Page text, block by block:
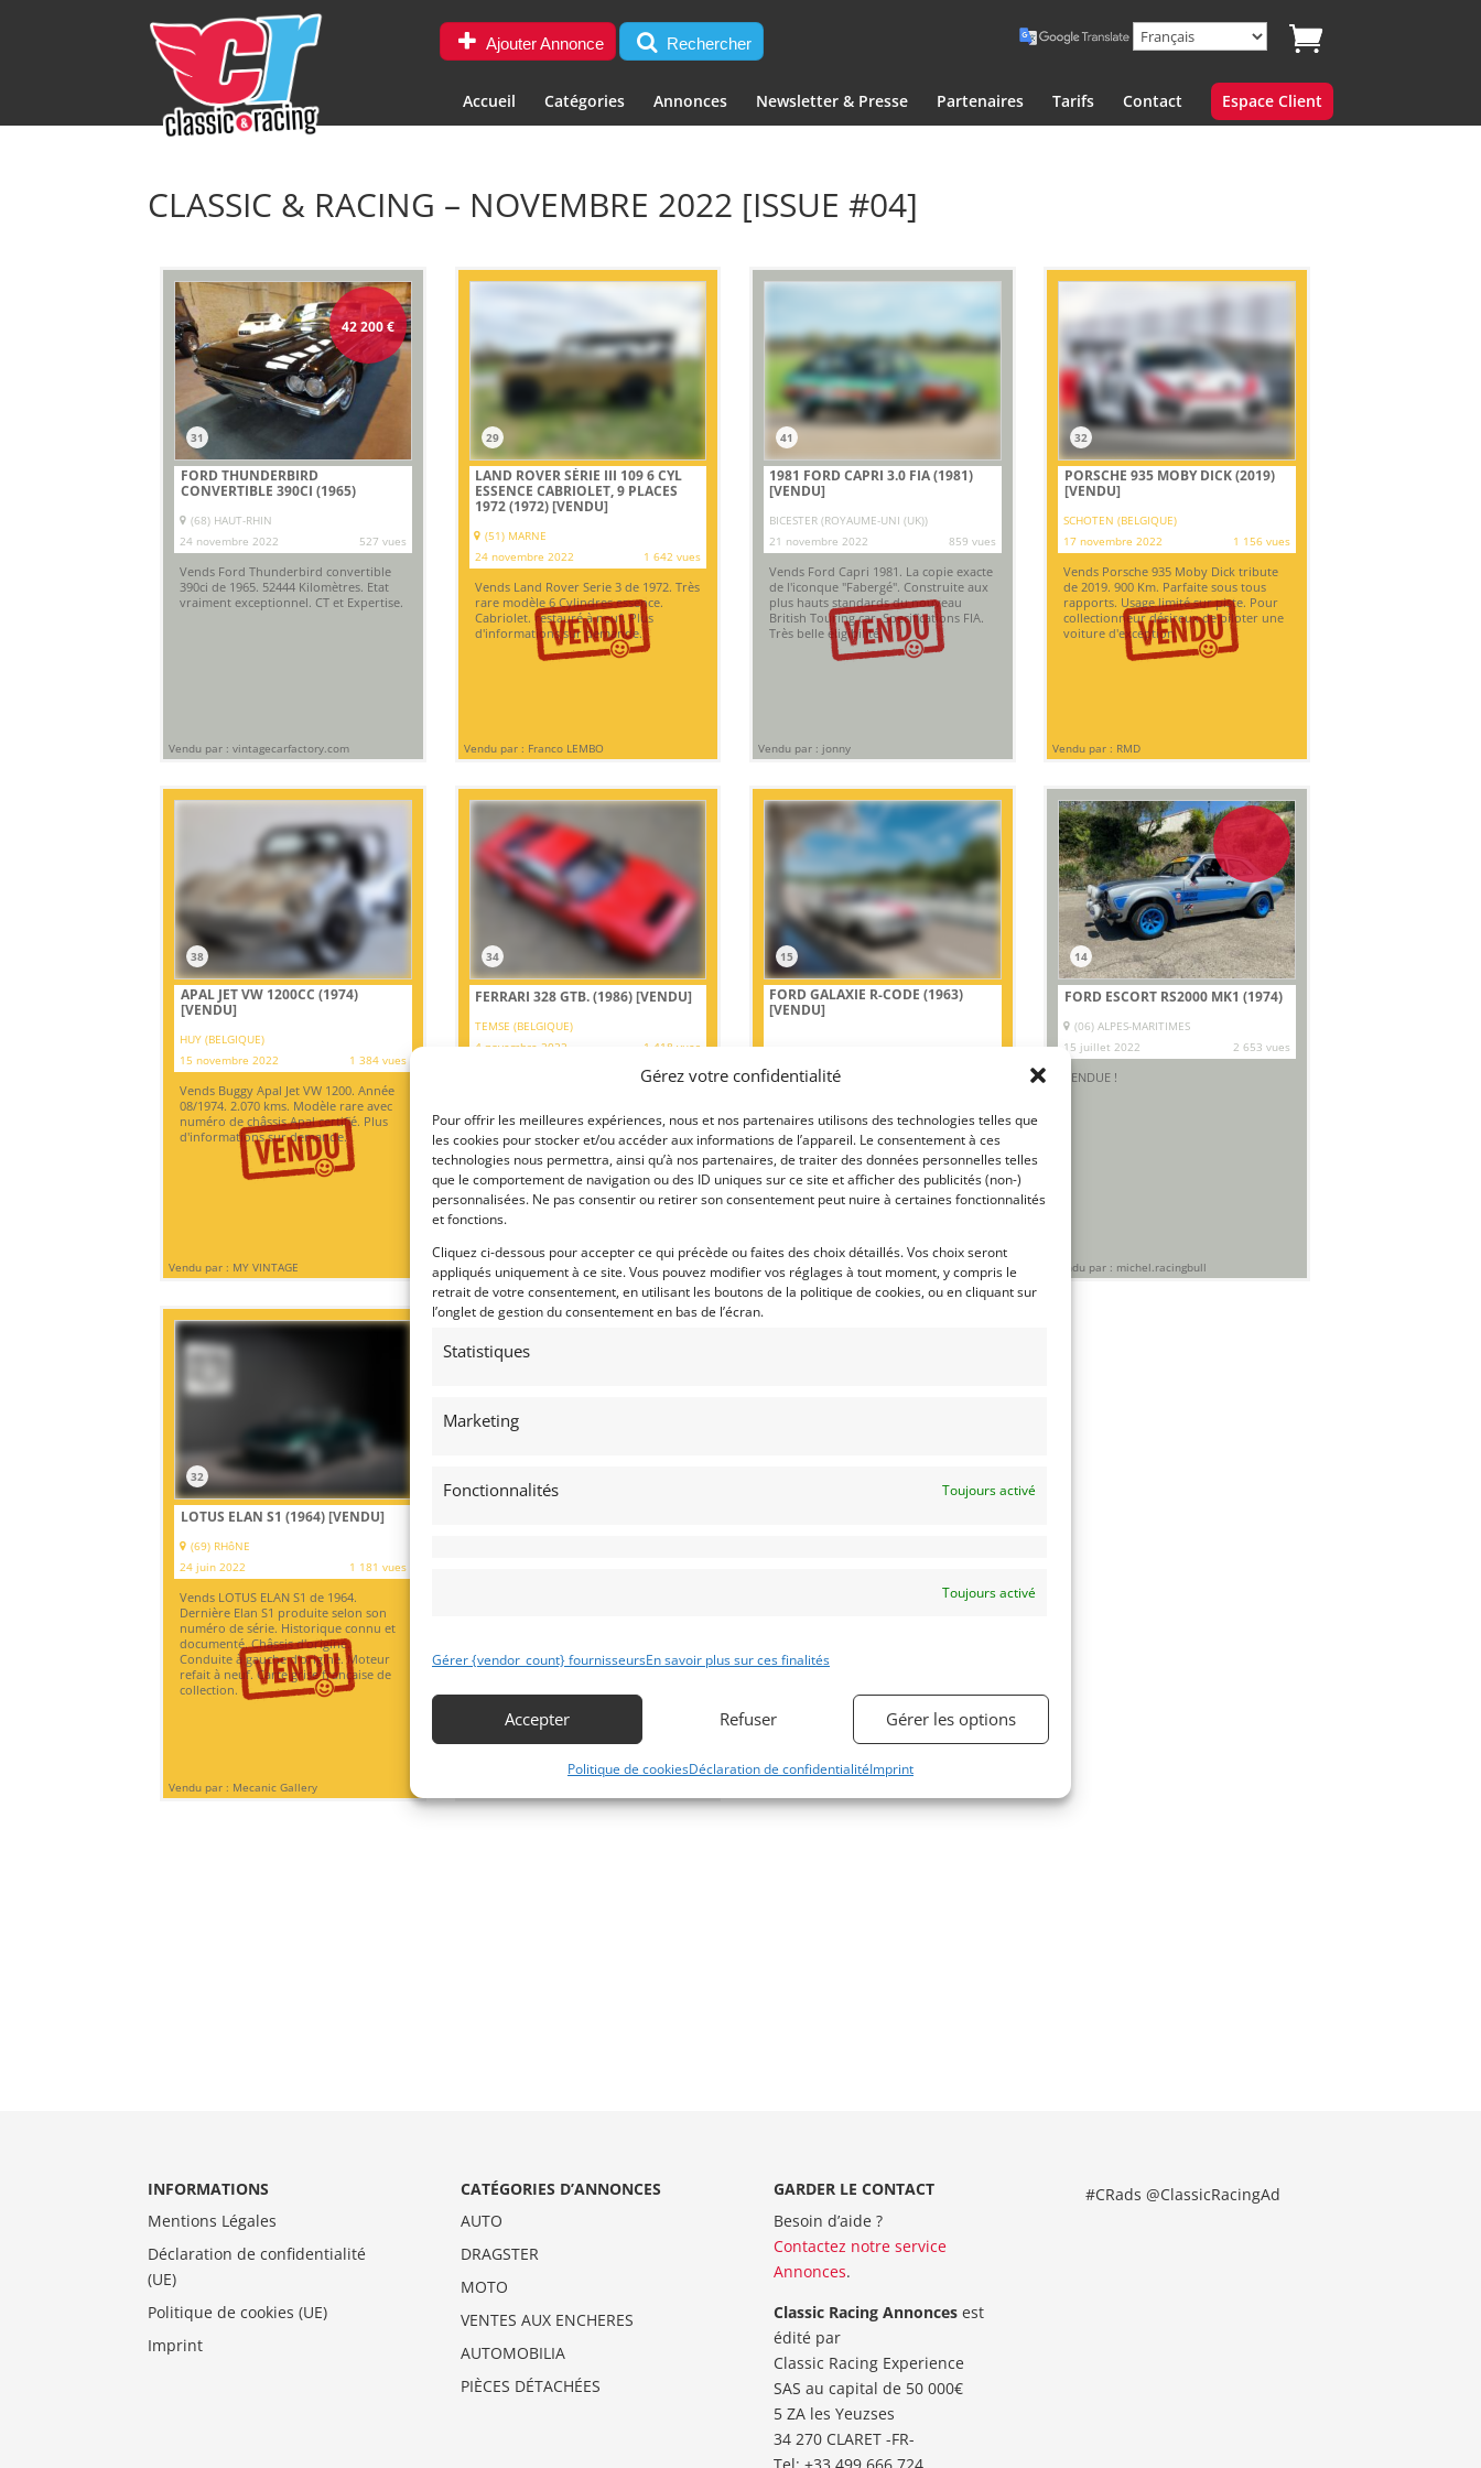
Gérez votre confidentialité
Pour offrir les meilleures expériences, nous et nos partenaires utilisons des technologies telles que
les cookies pour stocker et/ou accéder aux informations de l’appareil. Le consentement à ces
technologies nous permettra, ainsi qu’à nos partenaires, de traiter des données personnelles telles
que le comportement de navigation ou des ID uniques sur ce site et afficher des publicités (non-)
personnalisées. Ne pas consentir ou retirer son consentement peut nuire à certaines fonctionnalités
et fonctions.
Cliquez ci-dessous pour accepter ce qui précède ou faites des choix détaillés. Vos choix seront
appliqués uniquement à ce site. Vous pouvez modifier vos réglages à tout moment, y compris le
retrait de votre consentement, en utilisant les boutons de la politique de cookies, ou en cliquant sur
l’onglet de gestion du consentement en bas de l’écran.
Statistiques
Marketing
Fonctionnalités Toujours activé
Toujours activé
Gérer {vendor_count} fournisseursEn savoir plus sur ces finalités
Accepter Refuser Gérer les options
Politique de cookiesDéclaration de confidentialitéImprint
Ajouter Annonce Rechercher
Accueil Catégories Annonces Newsletter & Presse Partenaires Tarifs Contact Espace Client
CLASSIC & RACING – NOVEMBRE 2022 [ISSUE #04]
42 200€
31
FORD THUNDERBIRD
CONVERTIBLE 390CI (1965)
(68) HAUT-RHIN
24 novembre 2022
527 vues
Vends Ford Thunderbird convertible
390ci de 1965. 52444 Kilomètres. Etat
vraiment exceptionnel. CT et Expertise.
Vendu par : vintagecarfactory.com
29
LAND ROVER SÉRIE III 109 6 CYL
ESSENCE CABRIOLET, 9 PLACES
1972 (1972)[VENDU]
(51) MARNE
24 novembre 2022
1 642 vues
Vends Land Rover Serie 3 de 1972. Très
rare modèle 6 Cylindres essence.
Cabriolet. restauré à neuf. Plus
d'informations sur demande.
Vendu par : Franco LEMBO
41
1981 FORD CAPRI 3.0 FIA (1981)
[VENDU]
BICESTER (ROYAUME-UNI (UK))
21 novembre 2022
859 vues
Vends Ford Capri 1981. La copie exacte
de l'iconque "Fabergé". Construite aux
plus hauts standards du nouveau
British Touring car. Specifications FIA.
Très belle éligibilité.
Vendu par : jonny
32
PORSCHE 935 MOBY DICK (2019)
[VENDU]
SCHOTEN (BELGIQUE)
17 novembre 2022
1 156 vues
Vends Porsche 935 Moby Dick tribute
de 2019. 900 Km. Parfaite sous tous
rapports. Usage limité sur piste. Pour
collectionneur désireux de piloter une
voiture d'exception.
Vendu par : RMD
38
APAL JET VW 1200CC (1974)
[VENDU]
HUY (BELGIQUE)
15 novembre 2022
1 384 vues
Vends Buggy Apal Jet VW 1200. Année
08/1974. 2.070 kms. Modèle rare avec
numéro de châssis Apal certifié. Plus
d'informations sur demande.
Vendu par : MY VINTAGE
34
FERRARI 328 GTB. (1986)[VENDU]
TEMSE (BELGIQUE)
4 novembre 2022
1 418 vues
Vends Ferrari 328 GTB (1986).
rentrer dans l'univers du cheval cabré.
Vendu par : Albion Motorcars
15
FORD GALAXIE R-CODE (1963)
[VENDU]
Ex-Willment, châssis 3N66R143030,
immatriculation britannique BML 9A.
Cette auto légendaire a remporté le
British Saloon Championship et fut
pilotée par Jack Sears, Graham Hill,
Frank Gardner, Paul Hawkins et Bob...
Vendu par : Mike VAN THIEL
14
FORD ESCORT RS2000 MK1 (1974)
(06) ALPES-MARITIMES
15 juillet 2022
2 653 vues
VENDUE !
Vendu par : michel.racingbull
32
LOTUS ELAN S1 (1964)[VENDU]
(69) RHôNE
24 juin 2022
1 181 vues
Vends LOTUS ELAN S1 de 1964.
Dernière Elan S1 produite selon son
numéro de série. Historique connu et
documenté. Châssis d'origine.
Conduite à gauche d'origine. Moteur
refait à neuf. Carte grise française de
collection.
Vendu par : Mecanic Gallery
en 2016, dossier facture complet,
expertisée, contrôle technique vierge,
INFORMATIONS
Mentions Légales
Déclaration de confidentialité
(UE)
Politique de cookies (UE)
Imprint
CATÉGORIES D’ANNONCES
AUTO
DRAGSTER
MOTO
VENTES AUX ENCHERES
AUTOMOBILIA
PIÈCES DÉTACHÉES
GARDER LE CONTACT
Besoin d’aide ?
Contactez notre service
Annonces.
Classic Racing Annoncesest
édité par
Classic Racing Experience
SAS au capital de 50 000€
5 ZA les Yeuzses
34 270 CLARET -FR-
#CRads @ClassicRacingAd